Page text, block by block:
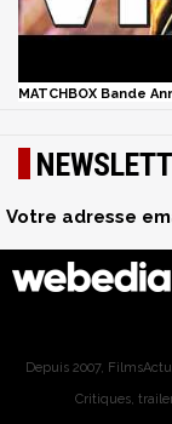
MATCHBOX Bande
Votre adresse
Depuis 2007,
Critiques,